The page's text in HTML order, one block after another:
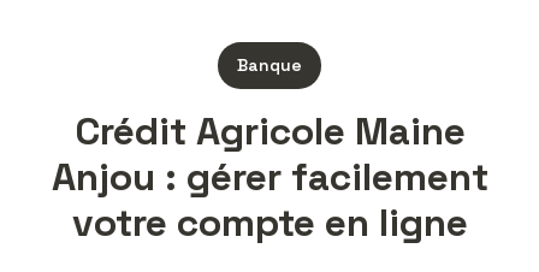
Banque
Crédit Agricole Maine
Anjou : gérer facilement
votre compte en ligne